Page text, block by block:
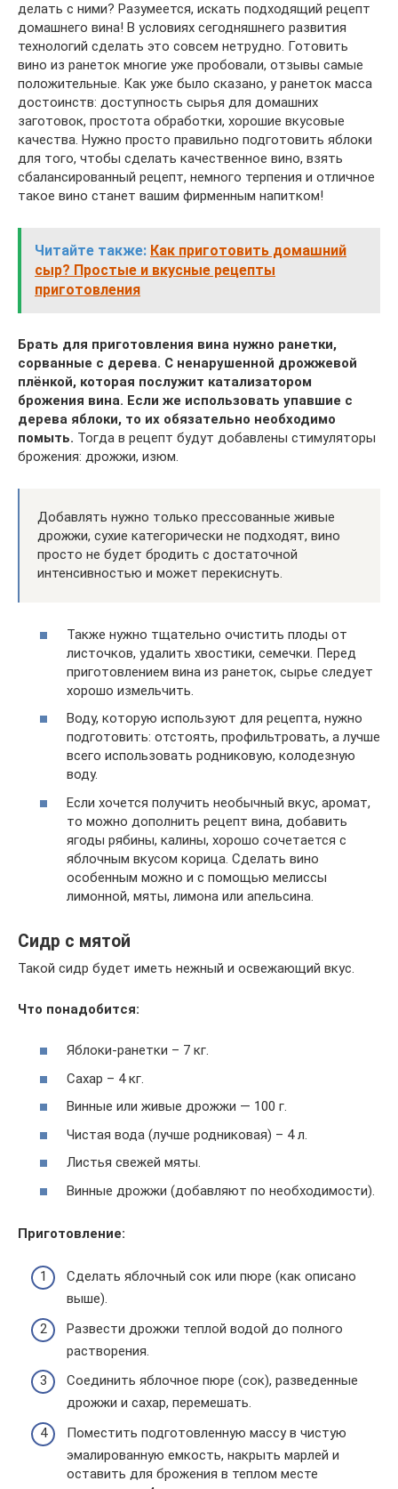
делать с ними? Разумеется, искать подходящий рецепт
домашнего вина! В условиях сегодняшнего развития
технологий сделать это совсем нетрудно. Готовить
вино из ранеток многие уже пробовали, отзывы самые
положительные. Как уже было сказано, у ранеток масса
достоинств: доступность сырья для домашних
заготовок, простота обработки, хорошие вкусовые
качества. Нужно просто правильно подготовить яблоки
для того, чтобы сделать качественное вино, взять
сбалансированный рецепт, немного терпения и отличное
такое вино станет вашим фирменным напитком!
Читайте также: Как приготовить домашний
сыр? Простые и вкусные рецепты
приготовления
Брать для приготовления вина нужно ранетки,
сорванные с дерева. С ненарушенной дрожжевой
плёнкой, которая послужит катализатором
брожения вина. Если же использовать упавшие с
дерева яблоки, то их обязательно необходимо
помыть. Тогда в рецепт будут добавлены стимуляторы
брожения: дрожжи, изюм.
Добавлять нужно только прессованные живые
дрожжи, сухие категорически не подходят, вино
просто не будет бродить с достаточной
интенсивностью и может перекиснуть.
Также нужно тщательно очистить плоды от
листочков, удалить хвостики, семечки. Перед
приготовлением вина из ранеток, сырье следует
хорошо измельчить.
Воду, которую используют для рецепта, нужно
подготовить: отстоять, профильтровать, а лучше
всего использовать родниковую, колодезную
воду.
Если хочется получить необычный вкус, аромат,
то можно дополнить рецепт вина, добавить
ягоды рябины, калины, хорошо сочетается с
яблочным вкусом корица. Сделать вино
особенным можно и с помощью мелиссы
лимонной, мяты, лимона или апельсина.
Сидр с мятой
Такой сидр будет иметь нежный и освежающий вкус.
Что понадобится:
Яблоки-ранетки – 7 кг.
Сахар – 4 кг.
Винные или живые дрожжи — 100 г.
Чистая вода (лучше родниковая) – 4 л.
Листья свежей мяты.
Винные дрожжи (добавляют по необходимости).
Приготовление:
Сделать яблочный сок или пюре (как описано
выше).
Развести дрожжи теплой водой до полного
растворения.
Соединить яблочное пюре (сок), разведенные
дрожжи и сахар, перемешать.
Поместить подготовленную массу в чистую
эмалированную емкость, накрыть марлей и
оставить для брожения в теплом месте